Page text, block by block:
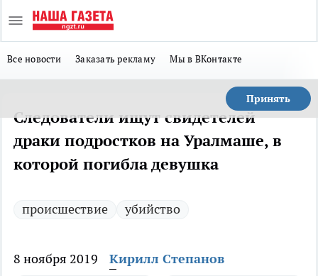
Все новости Заказать рекламу Мы в ВКонтакте
Принять
Следователи ищут свидетелей
драки подростков на Уралмаше, в
которой погибла девушка
происшествие убийство
8 ноября 2019 Кирилл Степанов